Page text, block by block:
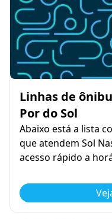
Linhas de
Por do Sol
Abaixo está a lista
que atendem Sol
acesso rápido a